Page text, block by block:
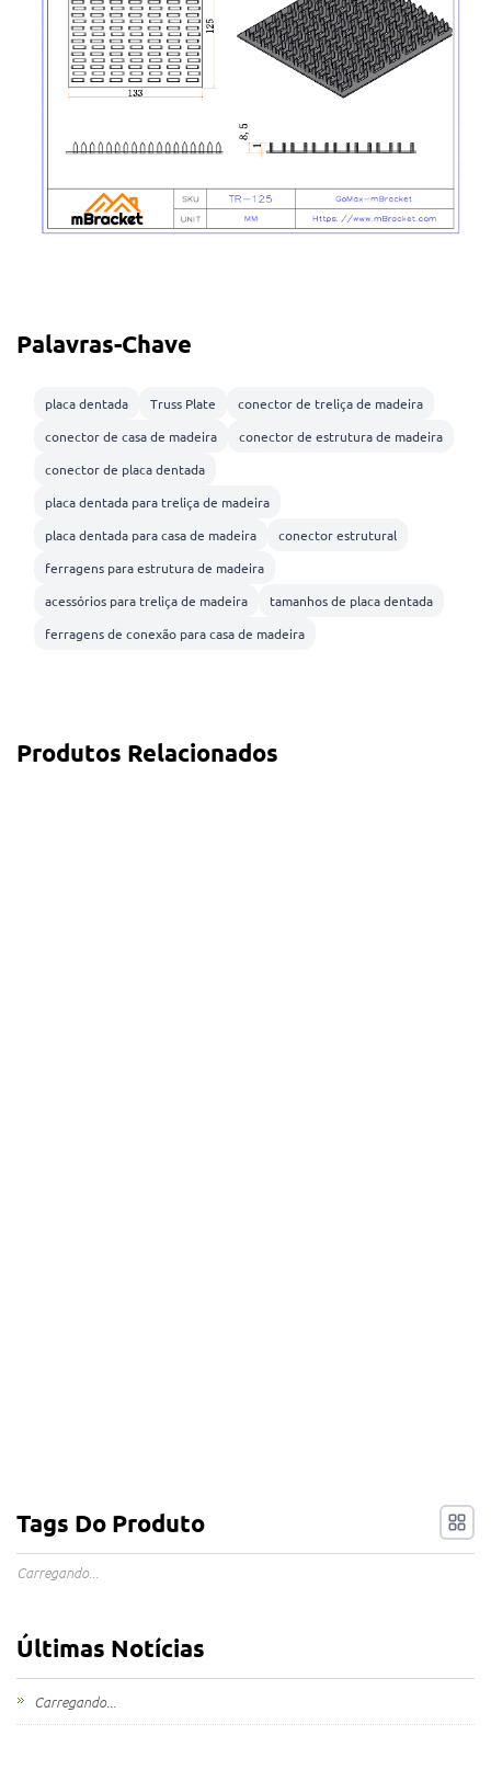
Palavras-Chave
placa dentada Truss Plate
conector de treliça de madeira
conector de casa de madeira
conector de estrutura de madeira
conector de placa dentada
placa dentada para treliça de madeira
placa dentada para casa de madeira
conector estrutural
ferragens para estrutura de madeira
acessórios para treliça de madeira
tamanhos de placa dentada
ferragens de conexão para casa de madeira
Produtos Relacionados
Tags Do Produto
Carregando...
Últimas Notícias
Carregando...